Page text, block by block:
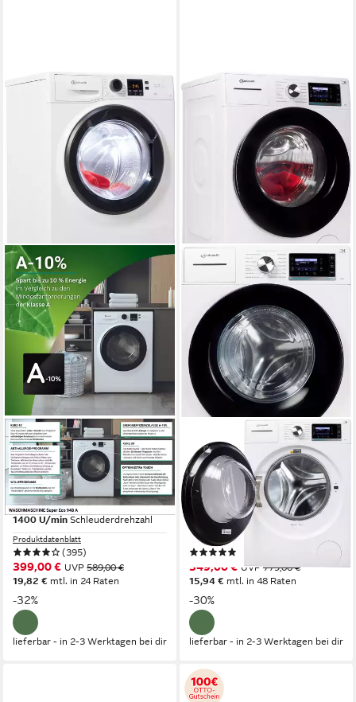
BAUKNECHT
Waschmaschine Super Eco
948 A
9 kg Kapazität Waschen
76 dB(A) Betriebsgeräusch
1400 U/min Schleuderdrehzahl
Produktdatenblatt
(395)
399,00 € UVP 589,00 €
19,82 € mtl. in 24 Raten
-32%
lieferbar - in 2-3 Werktagen bei dir
Waschmaschine B6R 98E
SILENCE DE
9 kg
Kapazität Waschen
72 dB(A)
Betriebsgeräusch
1400 U/min Schleuderdrehzahl
Produktdatenblatt
549,00 € UVP779,00 €
15,94 € mtl. in 48 Raten
-30%
lieferbar - in 2-3 Werktagen bei dir